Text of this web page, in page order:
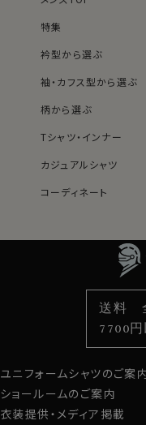
です。
綿の風合いを活かしつ
いバランス型素材です。
＊クールマックス®（
●ロイヤルオックスフォ
シャツ生地として人気の
でシルクのような滑ら
さらに光沢感が一番あ
上質なオックスフォード
特集
衿型から選ぶ
袖・カフス型から選ぶ
柄から選ぶ
Tシャツ・インナー
カジュアルシャツ
コーディネート
色から選ぶ
スタイルから選ぶ
定番シャツ
財布・名刺入れ
グローブ
ユニフォームシャツのご案
ショールームのご案内
衣装提供・メディア掲載
送料
7700